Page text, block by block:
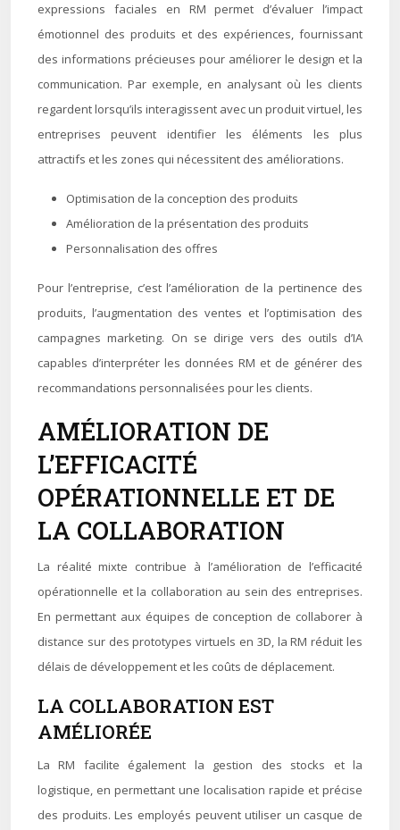
expressions faciales en RM permet d’évaluer l’impact
émotionnel des produits et des expériences, fournissant
des informations précieuses pour améliorer le design et la
communication. Par exemple, en analysant où les clients
regardent lorsqu’ils interagissent avec un produit virtuel, les
entreprises peuvent identifier les éléments les plus
attractifs et les zones qui nécessitent des améliorations.
Optimisation de la conception des produits
Amélioration de la présentation des produits
Personnalisation des offres
Pour l’entreprise, c’est l’amélioration de la pertinence des
produits, l’augmentation des ventes et l’optimisation des
campagnes marketing. On se dirige vers des outils d’IA
capables d’interpréter les données RM et de générer des
recommandations personnalisées pour les clients.
AMÉLIORATION DE
L’EFFICACITÉ
OPÉRATIONNELLE ET DE
LA COLLABORATION
La réalité mixte contribue à l’amélioration de l’efficacité
opérationnelle et la collaboration au sein des entreprises.
En permettant aux équipes de conception de collaborer à
distance sur des prototypes virtuels en 3D, la RM réduit les
délais de développement et les coûts de déplacement.
LA COLLABORATION EST
AMÉLIORÉE
La RM facilite également la gestion des stocks et la
logistique, en permettant une localisation rapide et précise
des produits. Les employés peuvent utiliser un casque de